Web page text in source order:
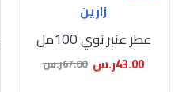
زارين
عطر عنبر نوي 100مل
43.00ر.س 67.00ر.س